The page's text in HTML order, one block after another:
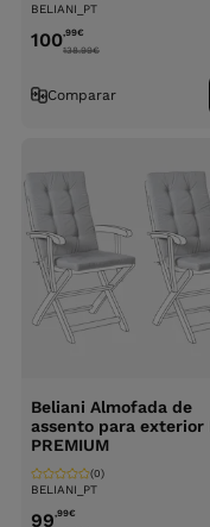
BELIANI_PT
100,99€
138.99€
Comparar
Beliani Almofada de
assento para exterior
PREMIUM
BELIANI_PT
(0)
99,99€